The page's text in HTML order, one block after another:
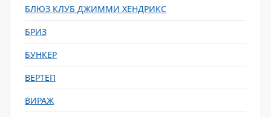
БЛЮЗ КЛУБ ДЖИММИ ХЕНДРИКС
БРИЗ
БУНКЕР
ВЕРТЕП
ВИРАЖ